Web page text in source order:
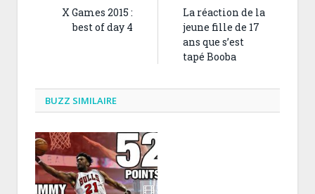
X Games 2015 :
best of day 4
La réaction de la
jeune fille de 17
ans que s’est
tapé Booba
BUZZ SIMILAIRE